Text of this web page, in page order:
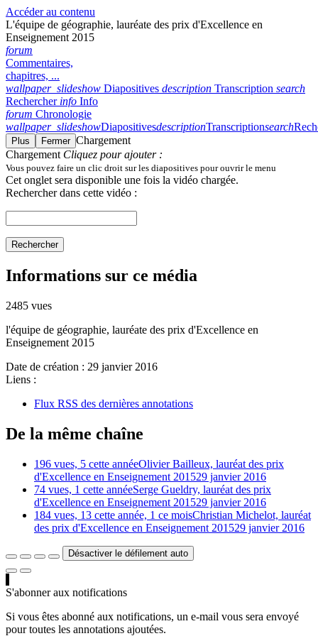
Accéder au contenu
L'équipe de géographie, lauréate des prix d'Excellence en
Enseignement 2015
forum
Commentaires,
chapitres, ...
wallpaper_slideshow Diapositives description Transcription search
Rechercher info Info
forum Chronologie
wallpaper_slideshowDiapositivesdescriptionTranscriptionsearch
Plus Fermer Chargement
Chargement Cliquez pour ajouter :
Vous pouvez faire un clic droit sur les diapositives pour ouvrir le menu
Cet onglet sera disponible une fois la vidéo chargée.
Rechercher dans cette vidéo :
Rechercher
Informations sur ce média
2485 vues
l'équipe de géographie, lauréate des prix d'Excellence en
Enseignement 2015
Date de création : 29 janvier 2016
Liens :
Flux RSS des dernières annotations
De la même chaîne
196 vues, 5 cette annéeOlivier Bailleux, lauréat des prix
d'Excellence en Enseignement 201529 janvier 2016
74 vues, 1 cette annéeSerge Gueldry, lauréat des prix
d'Excellence en Enseignement 201529 janvier 2016
184 vues, 13 cette année, 1 ce moisChristian Michelot, lauréat
des prix d'Excellence en Enseignement 201529 janvier 2016
Désactiver le défilement auto
S'abonner aux notifications
Si vous êtes abonné aux notifications, un e-mail vous sera envoyé
pour toutes les annotations ajoutées.